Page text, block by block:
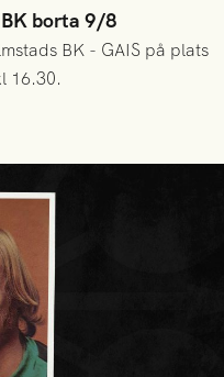
borta 9/8
BK - GAIS på plats
16.30.